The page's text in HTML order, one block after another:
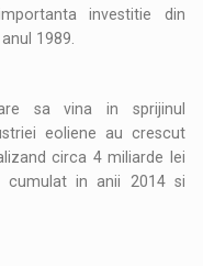
investitie din
1989.
sa vina in sprijinul
eoliene au crescut
circa 4 miliarde lei
cumulat in anii 2014 si